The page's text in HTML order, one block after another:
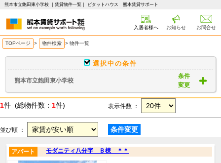
熊本市立飽田東小学校 ｜賃貸物件一覧｜ ピタットハウス 熊本賃貸サポート
入居者様へ お知らせ お問合せ
TOPページ > 物件検索 > 物件一覧
選択中の条件
熊本市立飽田東小学校
条件
変更
1件 (総物件数： 1件) 表示件数 ：
並び順 ： 条件変更
モダニティ八分字 Ｂ棟 ＊＊
アパート